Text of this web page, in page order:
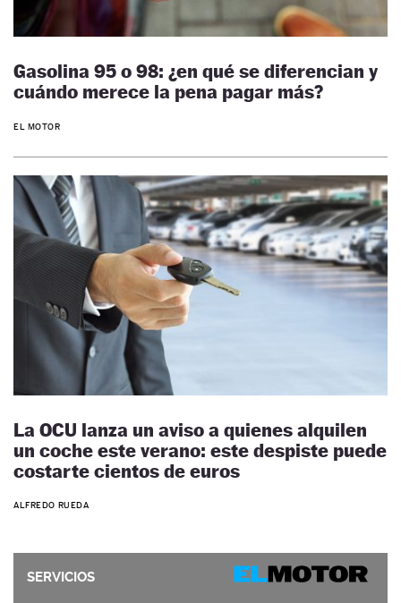
Gasolina 95 o 98: ¿en qué se diferencian y
cuándo merece la pena pagar más?
EL MOTOR
La OCU lanza un aviso a quienes alquilen
un coche este verano: este despiste puede
costarte cientos de euros
ALFREDO RUEDA